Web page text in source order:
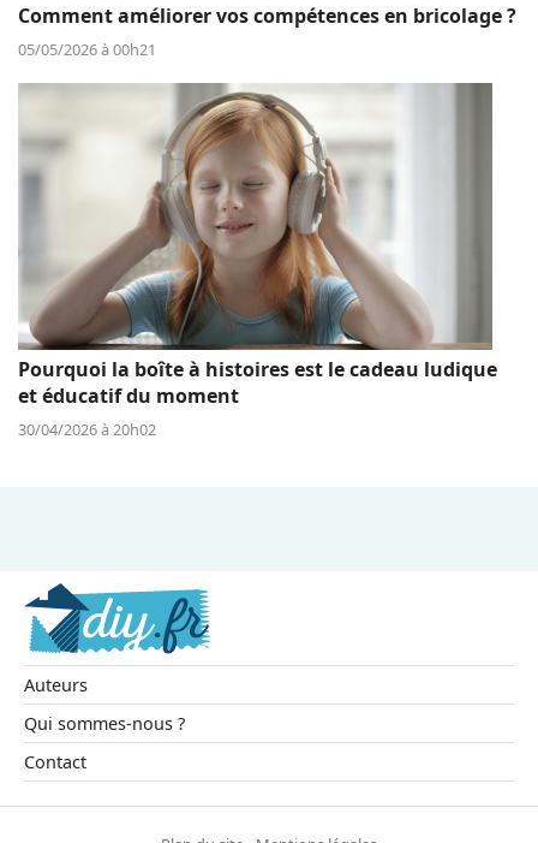
Comment améliorer vos compétences en bricolage ?
05/05/2026 à 00h21
Pourquoi la boîte à histoires est le cadeau ludique
et éducatif du moment
30/04/2026 à 20h02
Auteurs
Qui sommes-nous ?
Contact